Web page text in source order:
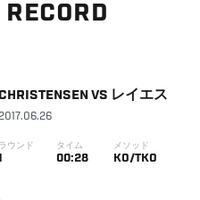
CHRISTENSEN VS レイエス
2017.06.26
ラウンド タイム
00:28
メソッド
KO/TKO